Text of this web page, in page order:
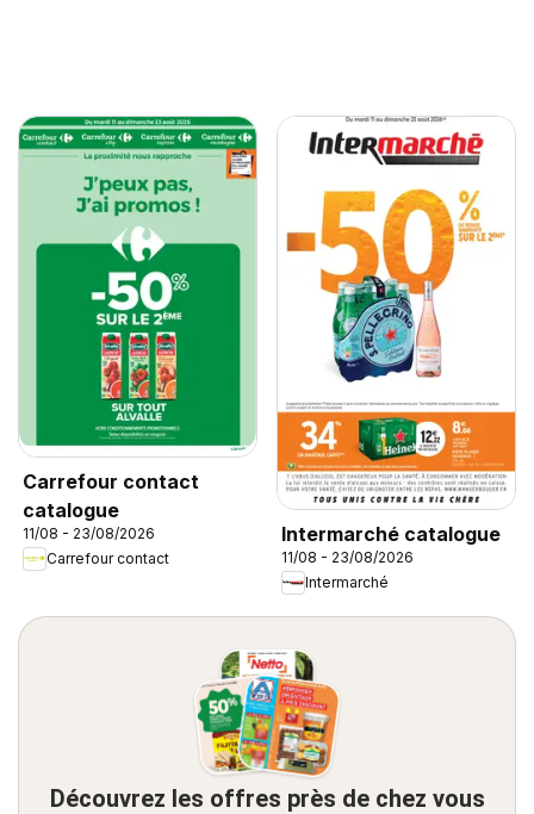
Carrefour contact
catalogue
11/08 - 23/08/2026
Carrefour contact
Intermarché catalogue
11/08 - 23/08/2026
Intermarché
Découvrez les offres près de chez vous